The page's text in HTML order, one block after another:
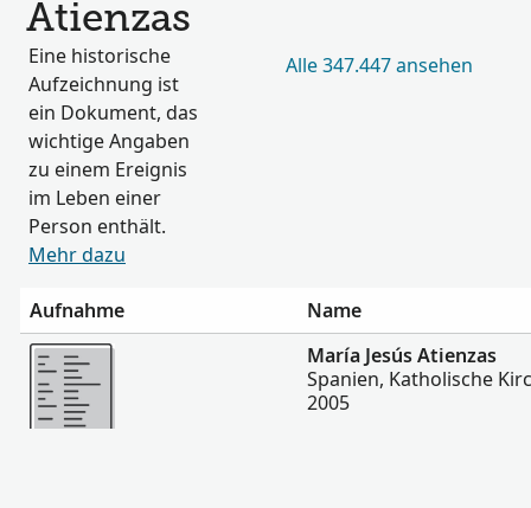
Atienzas
Eine historische
Aufzeichnung ist
ein Dokument, das
wichtige Angaben
zu einem Ereignis
im Leben einer
Person enthält.
Mehr dazu
Alle 347.447 ansehen
Aufnahme
Name
Mehr
María Jesús Atienzas
Spanien, Katholische
2005